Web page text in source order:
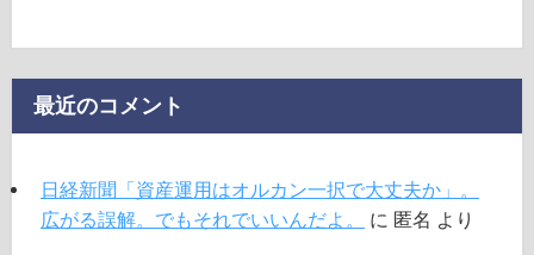
最近のコメント
日経新聞「資産運用はオルカン一択で大丈夫か」。
広がる誤解。でもそれでいいんだよ。
に 匿名 より